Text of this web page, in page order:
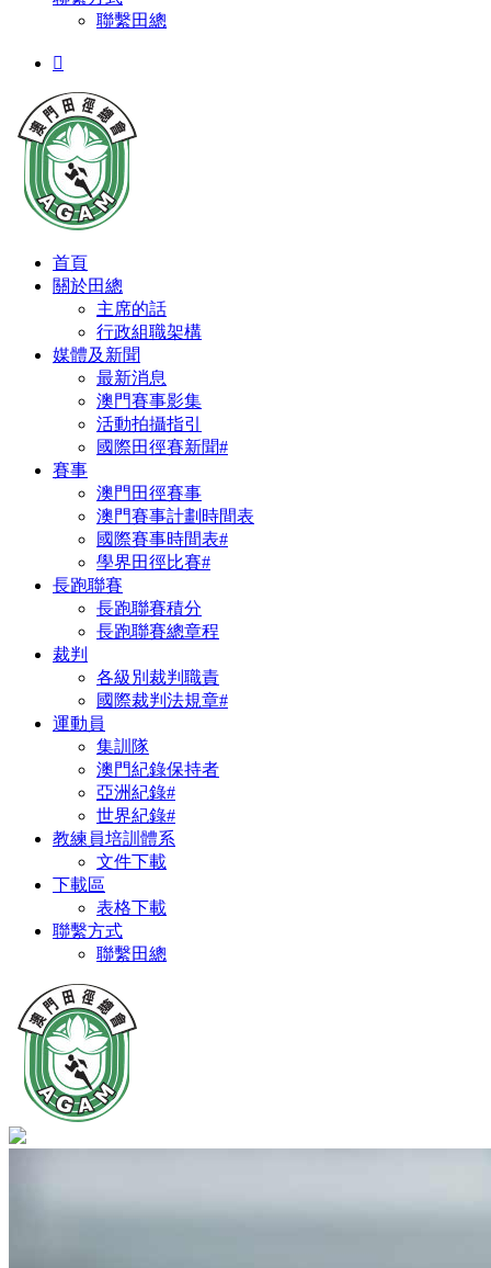
聯繫田總

首頁
關於田總
主席的話
行政組職架構
媒體及新聞
最新消息
澳門賽事影集
活動拍攝指引
國際田徑賽新聞#
賽事
澳門田徑賽事
澳門賽事計劃時間表
國際賽事時間表#
學界田徑比賽#
長跑聯賽
長跑聯賽積分
長跑聯賽總章程
裁判
各級別裁判職責
國際裁判法規章#
運動員
集訓隊
澳門紀錄保持者
亞洲紀錄#
世界紀錄#
教練員培訓體系
文件下載
下載區
表格下載
聯繫方式
聯繫田總